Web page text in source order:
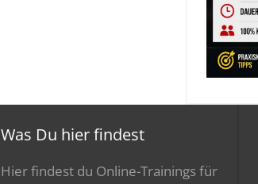
Was Du hier findest
Hier findest du Online-Trainings für